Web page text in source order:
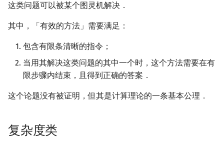
这类问题可以被某个图灵机解决．
其中，「有效的方法」需要满足：
包含有限条清晰的指令；
当用其解决这类问题的其中一个时，这个方法需要在有
限步骤内结束，且得到正确的答案．
这个论题没有被证明，但其是计算理论的一条基本公理．
复杂度类